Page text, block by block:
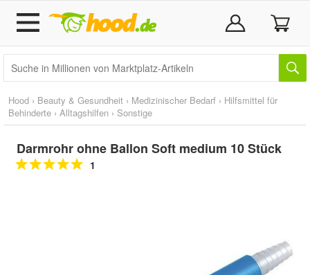
Hood › Beauty & Gesundheit › Medizinischer Bedarf › Hilfsmittel für
Behinderte › Alltagshilfen › Sonstige
Darmrohr ohne Ballon Soft medium 10 Stück
1